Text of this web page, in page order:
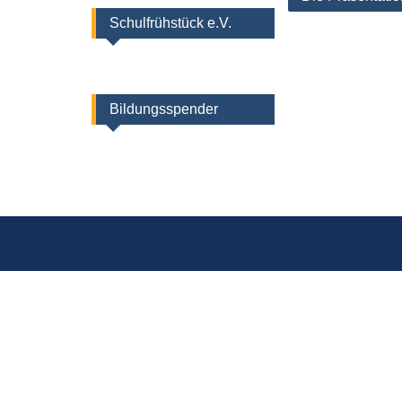
Schulfrühstück e.V.
Bildungsspender